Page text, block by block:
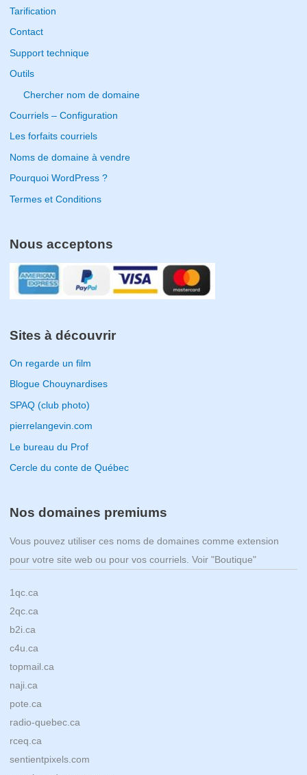
r
:
Tarification
Contact
Support technique
Outils
Chercher nom de domaine
Courriels – Configuration
Les forfaits courriels
Noms de domaine à vendre
Pourquoi WordPress ?
Termes et Conditions
Nous acceptons
Sites à découvrir
On regarde un film
Blogue Chouynardises
SPAQ (club photo)
pierrelangevin.com
Le bureau du Prof
Cercle du conte de Québec
Nos domaines premiums
Vous pouvez utiliser ces noms de domaines comme extension
pour votre site web ou pour vos courriels. Voir "Boutique"
1qc.ca
2qc.ca
b2i.ca
c4u.ca
topmail.ca
naji.ca
pote.ca
radio-quebec.ca
rceq.ca
sentientpixels.com